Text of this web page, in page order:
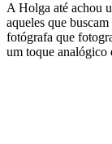
A Holga até achou
aqueles que
fotógrafa que
um toque analógico